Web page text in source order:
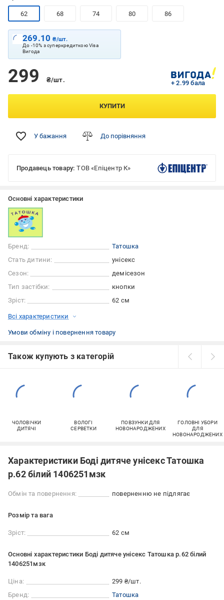
62 68 74 80 86
269.10₴/шт.
До -10% з суперкредиткою Visa
Вигода
299 ₴/шт. + 2.99 бала
КУПИТИ
У бажання До порівняння
Продавець товару: ТОВ «Епіцентр К»
Основні характеристики
Бренд:
Татошка
Стать дитини:
унісекс
Сезон:
демісезон
Тип застібки:
кнопки
Зріст:
62 см
Всі характеристики
Умови обміну і повернення товару
Також купують з категорій
ЧОЛОВІЧКИ
ДИТЯЧІ
ВОЛОГІ
СЕРВЕТКИ
ПОВЗУНКИ ДЛЯ
НОВОНАРОДЖЕНИХ
ГОЛОВНІ УБОРИ
ДЛЯ
НОВОНАРОДЖЕНИХ
Характеристики Боді дитяче унісекс Татошка
р.62 білий 1406251мзк
Обмін та повернення: поверненню не підлягає
Розмір та вага
Зріст: 62 см
Основні характеристики Боді дитяче унісекс Татошка р.62 білий
1406251мзк
Ціна:
299 ₴/шт.
Бренд:
Татошка